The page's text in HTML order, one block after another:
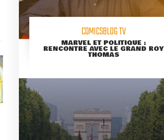
COMICSBLOG TV
MARVEL ET POLITIQUE :
RENCONTRE AVEC LE GRAND ROY
THOMAS